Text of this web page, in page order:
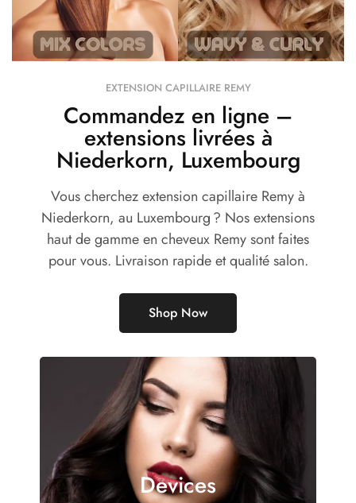
EXTENSION CAPILLAIRE REMY
Commandez en ligne –
extensions livrées à
Niederkorn, Luxembourg
Vous cherchez extension capillaire Remy à
Niederkorn, au Luxembourg ? Nos extensions
haut de gamme en cheveux Remy sont faites
pour vous. Livraison rapide et qualité salon.
Shop Now
Devices